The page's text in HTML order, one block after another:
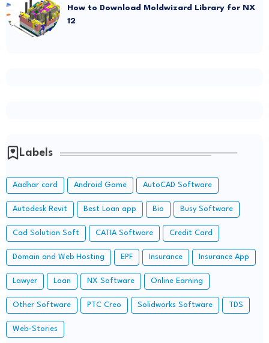
How to Download Moldwizard Library for NX
12
Labels
Aadhar card Android Game AutoCAD Software
Autodesk Revit Best Loan app Bio Busy Software
Cad Solution Soft CATIA Software Credit Card
Domain and Web Hosting EPF Insurance Insurance App
Lawyer Loan NX Software Online Earning
Other Software PTC Creo Solidworks Software TDS
Web-Stories